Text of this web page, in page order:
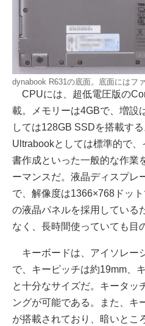
dynabook R631の底面。底面にはフ
CPUには、超低電圧版の
載。メモリーは4GBで、増設
しては128GB SSDを搭載す
Ultrabookとしては標準的で
書作成といった一般的な作業
ーマンスだ。液晶ディスプレ
で、解像度は1366×768ドッ
の液晶パネルを採用している
なく、長時間使っていても目
キーボードは、アイソレー
で、キーピッチは約19mm、
と十分なサイズだ。キータッ
ングが可能である。また、キ
が搭載されており、暗いとこ